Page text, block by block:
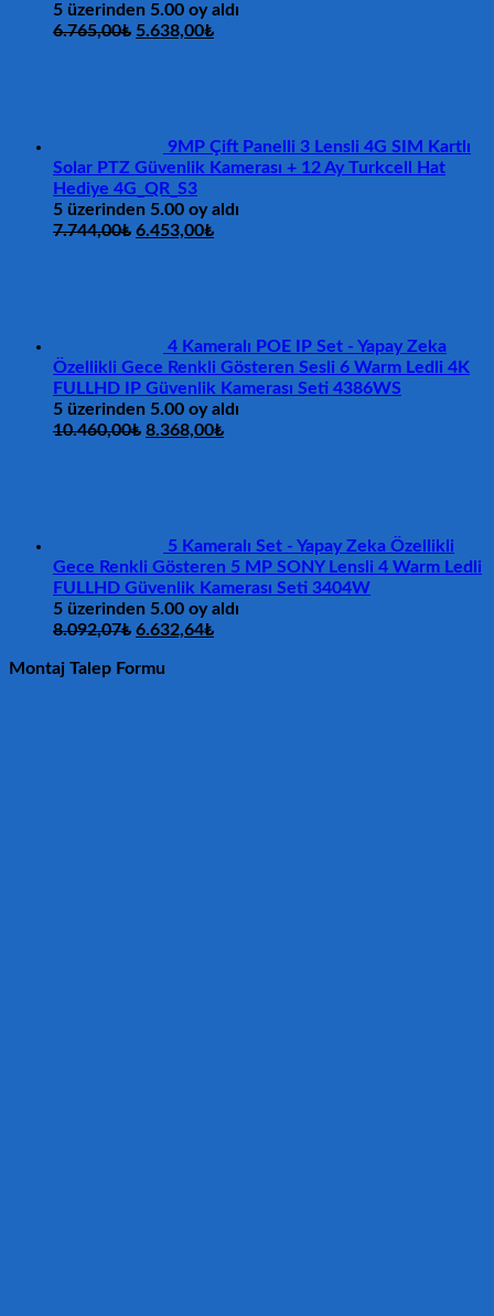
5 üzerinden 5.00 oy aldı
6.765,00₺ Orijinal
5.638,00₺Şu
9MP Çift Panelli 3 Lensli 4G SIM Kartlı
Solar PTZ Güvenlik Kamerası + 12 Ay Turkcell Hat
Hediye 4G_QR_S3
5 üzerinden 5.00 oy aldı
7.744,00₺ Orijinal
6.453,00₺Şu
4 Kameralı POE IP Set - Yapay Zeka
Özellikli Gece Renkli Gösteren Sesli 6 Warm Ledli 4K
FULLHD IP Güvenlik Kamerası Seti 4386WS
5 üzerinden 5.00 oy aldı
10.460,00₺ Orijinal
8.368,00₺Şu
5 Kameralı Set - Yapay Zeka Özellikli
Gece Renkli Gösteren 5 MP SONY Lensli 4 Warm Ledli
FULLHD Güvenlik Kamerası Seti 3404W
5 üzerinden 5.00 oy aldı
8.092,07₺ Orijinal
8.092,07₺.
6.632,64₺Şu
Montaj Talep Formu